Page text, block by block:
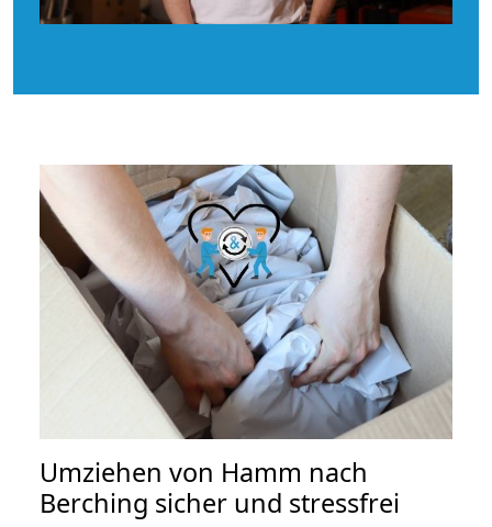
Umziehen von Hamm nach
Berching sicher und stressfrei